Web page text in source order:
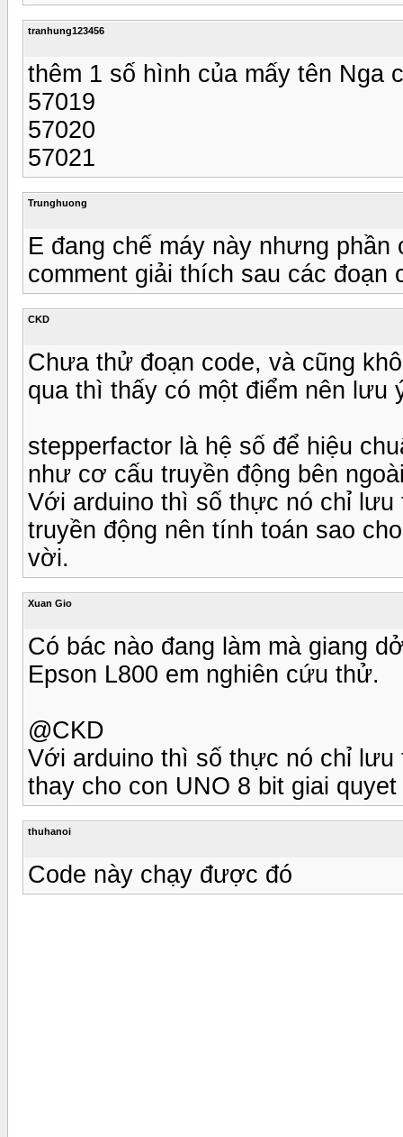
tranhung123456
thêm 1 số hình của mấy tên Nga
57019
57020
57021
Trunghuong
E đang chế máy này nhưng
comment giải thích sau các
CKD
Chưa thử đoạn code, và cũng
qua thì thấy có một điểm nên lưu
stepperfactor là hệ số để hiệu
như cơ cấu truyền động bên
Với arduino thì số thực nó chỉ
truyền động nên tính toán sao
vời.
Xuan Gio
Có bác nào đang làm mà giang
Epson L800 em nghiên cứu thử.
@CKD
Với arduino thì số thực nó chỉ
thay cho con UNO 8 bit giai
thuhanoi
Code này chạy được đó